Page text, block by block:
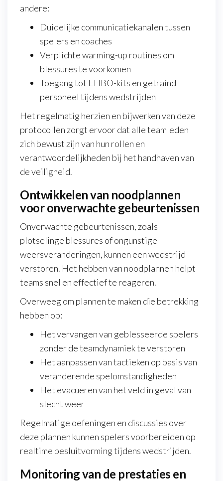
andere:
Duidelijke communicatiekanalen tussen
spelers en coaches
Verplichte warming-up routines om
blessures te voorkomen
Toegang tot EHBO-kits en getraind
personeel tijdens wedstrijden
Het regelmatig herzien en bijwerken van deze
protocollen zorgt ervoor dat alle teamleden
zich bewust zijn van hun rollen en
verantwoordelijkheden bij het handhaven van
de veiligheid.
Ontwikkelen van noodplannen
voor onverwachte gebeurtenissen
Onverwachte gebeurtenissen, zoals
plotselinge blessures of ongunstige
weersveranderingen, kunnen een wedstrijd
verstoren. Het hebben van noodplannen helpt
teams snel en effectief te reageren.
Overweeg om plannen te maken die betrekking
hebben op:
Het vervangen van geblesseerde spelers
zonder de teamdynamiek te verstoren
Het aanpassen van tactieken op basis van
veranderende spelomstandigheden
Het evacueren van het veld in geval van
slecht weer
Regelmatige oefeningen en discussies over
deze plannen kunnen spelers voorbereiden op
realtime besluitvorming tijdens wedstrijden.
Monitoring van de prestaties en